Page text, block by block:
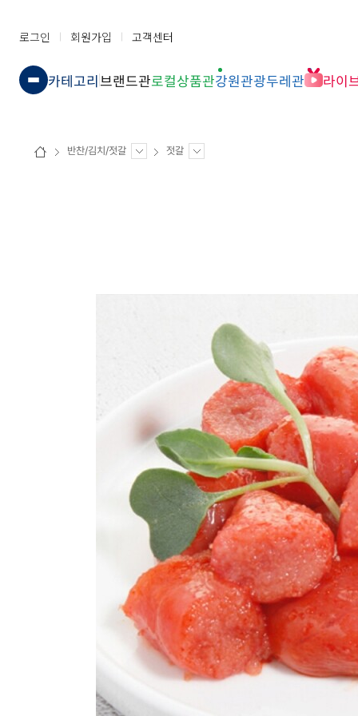
로그인 회원가입 고객센터
카테고리브랜드관로컬상품관강원관광두레관 라이
반찬/김치/젓갈 젓갈